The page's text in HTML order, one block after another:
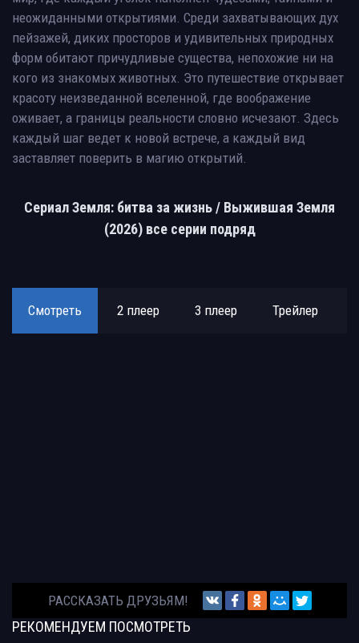
неожиданными открытиями. Среди захватывающих дух
пейзажей, диких просторов и удивительных природных
форм обитают причудливые существа, непохожие ни на
кого из знакомых животных. Это путешествие открывает
красоту неизведанной вселенной, где воображение
оживает, а границы реальности словно исчезают. Здесь
каждый шаг ведет к новой встрече, а каждый вид
заставляет поверить в магию открытий.
Сериал Земля: битва за жизнь / Выжившая Земля
(2026) все серии подряд
Смотреть 2 плеер 3 плеер Трейлер
РАССКАЗАТЬ ДРУЗЬЯМ!
РЕКОМЕНДУЕМ ПОСМОТРЕТЬ